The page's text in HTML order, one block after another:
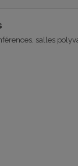
salles